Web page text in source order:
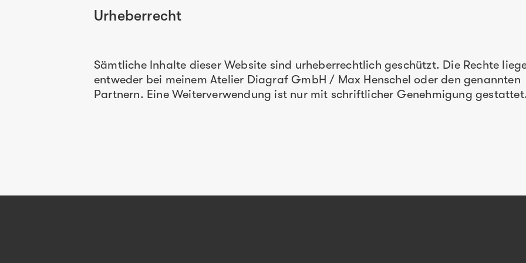
Urheberrecht
Sämtliche Inhalte dieser Website sind urheberrechtlich geschützt. Die Rechte
entweder bei meinem Atelier Diagraf GmbH / Max Henschel oder den genannten
Partnern. Eine Weiterverwendung ist nur mit schriftlicher Genehmigung